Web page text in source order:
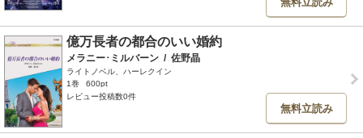
億万長者の都合のいい婚約
メラニー･ミルバーン / 佐野晶
ライトノベル、ハーレクイン
1巻
600pt
レビュー投稿数0件
無料立読み